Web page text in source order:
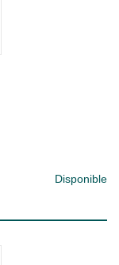
Disponible